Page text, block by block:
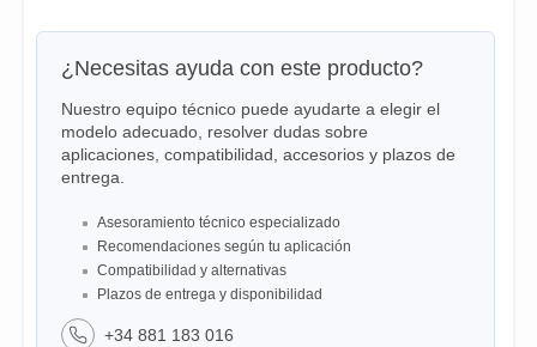
¿Necesitas ayuda con este producto?
Nuestro equipo técnico puede ayudarte a elegir el
modelo adecuado, resolver dudas sobre
aplicaciones, compatibilidad, accesorios y plazos de
entrega.
Asesoramiento técnico especializado
Recomendaciones según tu aplicación
Compatibilidad y alternativas
Plazos de entrega y disponibilidad
+34 881 183 016